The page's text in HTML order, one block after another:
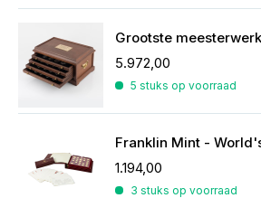
5.972,00
5 stuks op voorraad
1.194,00
3 stuks op voorraad